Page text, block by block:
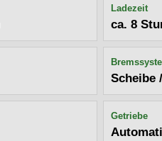
Ladezeit
ca. 8
Scheibe
Getriebe